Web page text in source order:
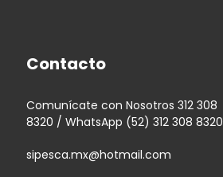
Contacto
Comunícate con Nosotros 312 308
8320 / WhatsApp (52) 312 308 8320
sipesca.mx@hotmail.com